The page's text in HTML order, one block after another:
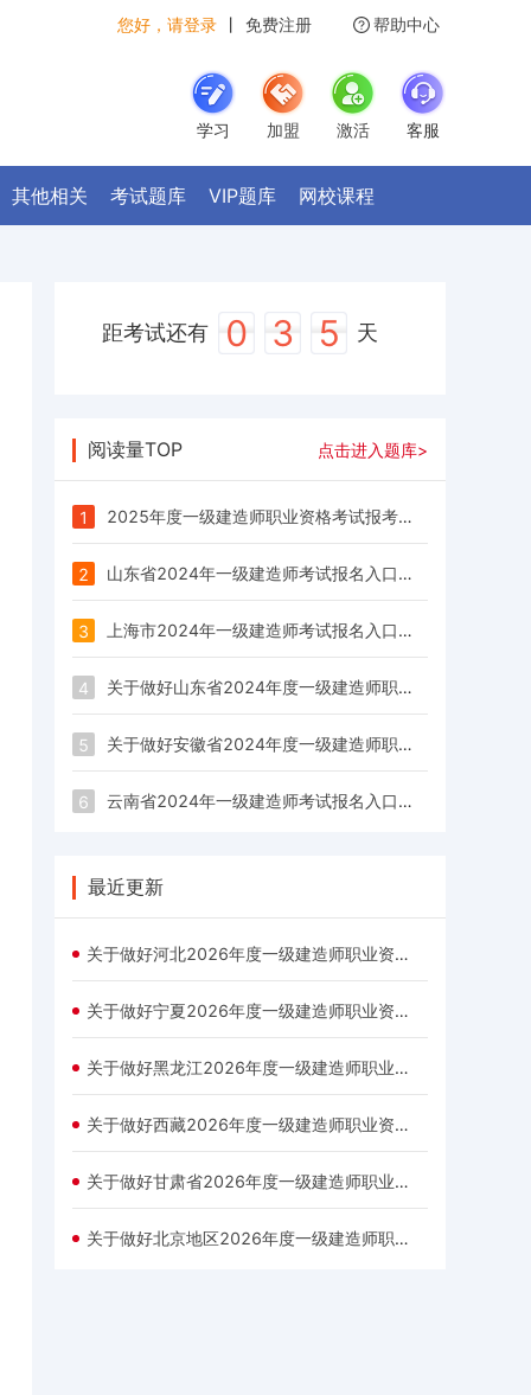
您好，请登录 丨 免费注册 帮助中心
学习 加盟 激活 客服
其他相关 考试题库 VIP题库 网校课程
距考试还有 0 3 5 天
阅读量TOP 点击进入题库>
1 2025年度一级建造师职业资格考试报考提醒
2 山东省2024年一级建造师考试报名入口已经开通！
3 上海市2024年一级建造师考试报名入口已经开通！
4 关于做好山东省2024年度一级建造师职业资格考试考务工作有关问题的通知
5 关于做好安徽省2024年度一级建造师职业资格考试考务工作的通知
6 云南省2024年一级建造师考试报名入口已经开通！
最近更新
关于做好河北2026年度一级建造师职业资格考试考务工作的通知(摘要)
​关于做好宁夏2026年度一级建造师职业资格考试工作的通知
关于做好黑龙江2026年度一级建造师职业资格考试考务工作的通知
关于做好西藏2026年度一级建造师职业资格考试报名工作的通知
关于做好甘肃省2026年度一级建造师职业资格考试报名工作的通知
关于做好北京地区2026年度一级建造师职业资格考试工作的通知